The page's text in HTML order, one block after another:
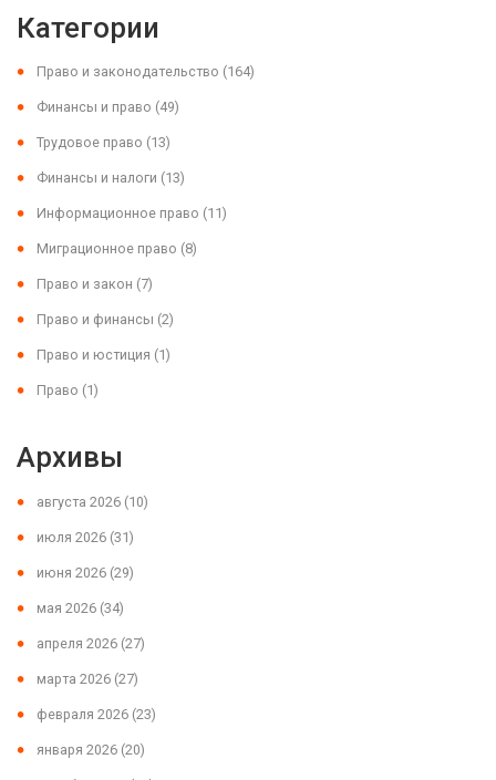
Категории
Право и законодательство (164)
Финансы и право (49)
Трудовое право (13)
Финансы и налоги (13)
Информационное право (11)
Миграционное право (8)
Право и закон (7)
Право и финансы (2)
Право и юстиция (1)
Право (1)
Архивы
августа 2026 (10)
июля 2026 (31)
июня 2026 (29)
мая 2026 (34)
апреля 2026 (27)
марта 2026 (27)
февраля 2026 (23)
января 2026 (20)